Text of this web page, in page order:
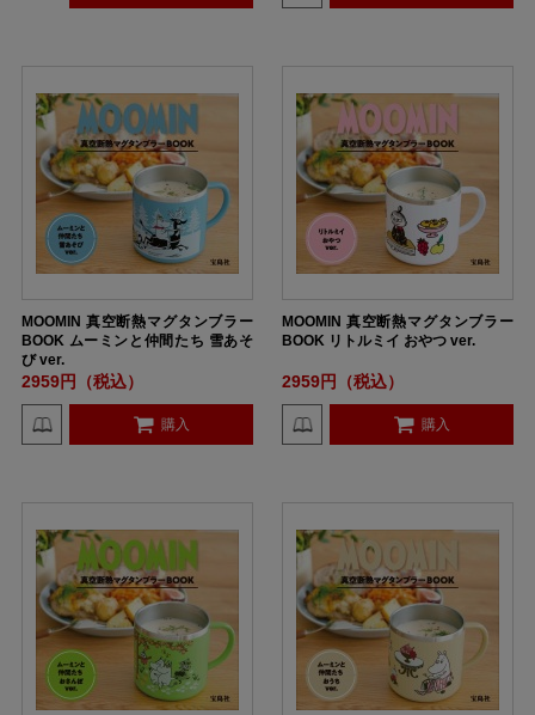
MOOMIN 真空断熱マグタンブラー
BOOK ムーミンと仲間たち 雪あそ
び ver.
2959円（税込）
購入
MOOMIN 真空断熱マグタンブラー
BOOK リトルミイ おやつ ver.
2959円（税込）
購入